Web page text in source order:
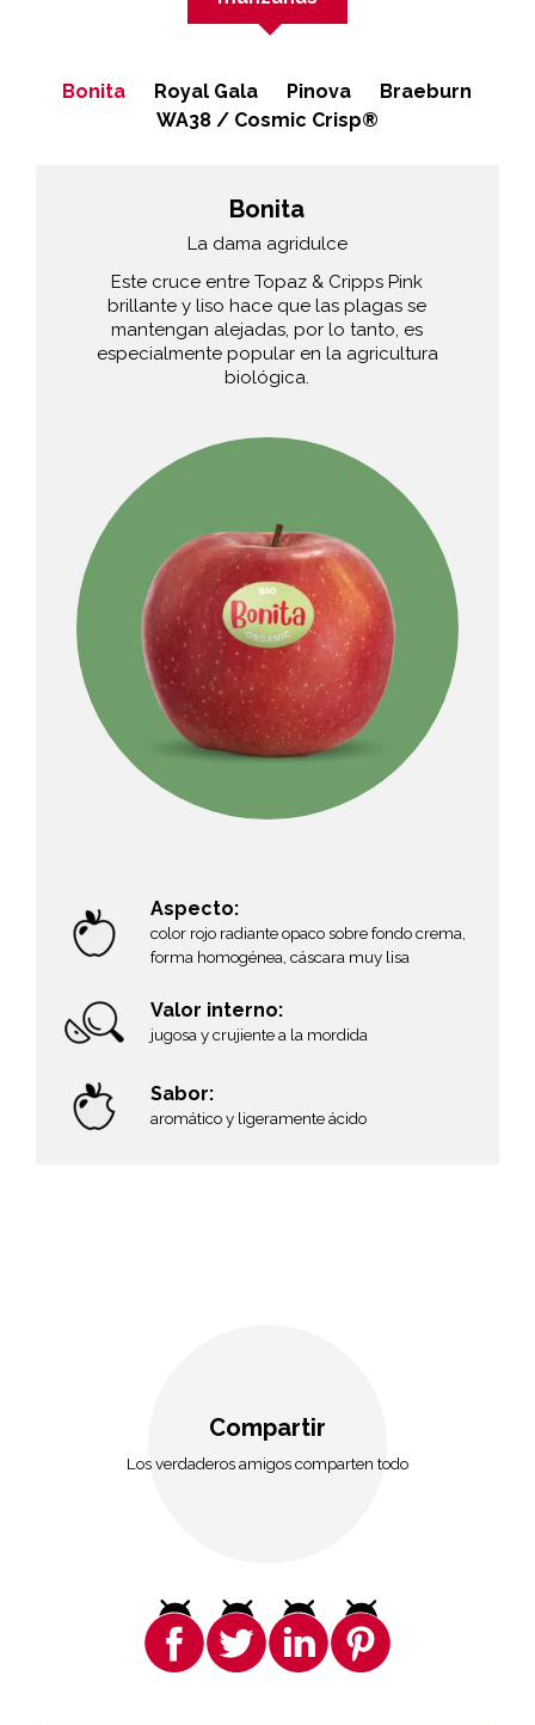
Bonita
La dama agridulce
Este cruce entre Topaz & Cripps Pink
brillante y liso hace que las plagas se
mantengan alejadas, por lo tanto, es
especialmente popular en la agricultura
biológica.
Aspecto:
color rojo radiante opaco sobre fondo crema,
forma homogénea, cáscara muy lisa
Valor interno:
jugosa y crujiente a la mordida
Sabor:
aromático y ligeramente ácido
Bonita Royal Gala Pinova
Braeburn
WA38 / Cosmic Crisp®
Compartir
Los verdaderos amigos comparten todo